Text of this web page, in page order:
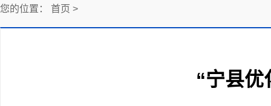
您的位置： 首页 >
“宁县优